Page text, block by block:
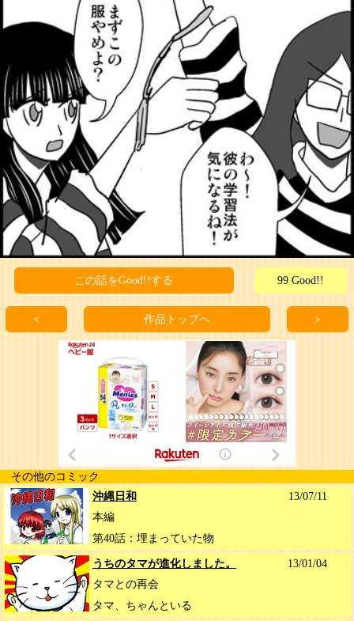
この話をGood!!する 99 Good!!
＜ 作品トップへ ＞
その他のコミック
沖縄日和
13/07/11
本編
第40話：埋まっていた物
うちのタマが進化しました。
13/01/04
タマとの再会
タマ、ちゃんといる